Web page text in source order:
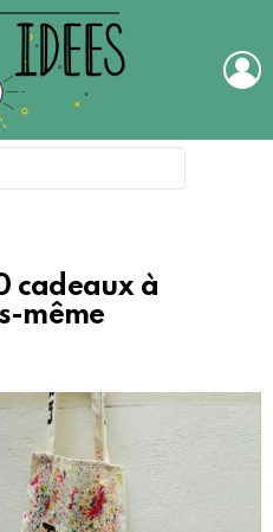
cadeaux à
même